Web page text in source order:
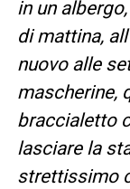
in un
di mattina,
nuovo alle
mascherine,
braccialetto
lasciare la
strettissimo